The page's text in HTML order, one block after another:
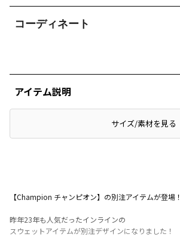
コーディネート
アイテム説明
サイズ/素材を見る
【Champion チャンピオン】の別注アイテムが登場！
昨年23年も人気だったインラインの
スウェットアイテムが別注デザインになりました！